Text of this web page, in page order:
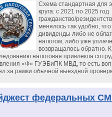
Схема стандартная для
круга: с 2021 по 2025 год
гражданство/
менялось так удобно, что
дивиденды либо не
налогом, либо уже
возвращалось обратно. К
налоговая привлекла
«Ф» ГУЭБиПК МВД, то есть
за рамки обычной выездной
федеральных